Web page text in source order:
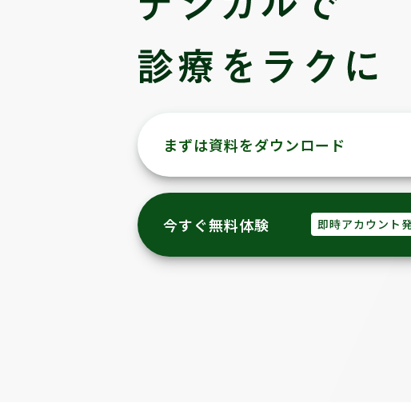
まずは資料をダウンロード
今すぐ無料体験 即時アカウント